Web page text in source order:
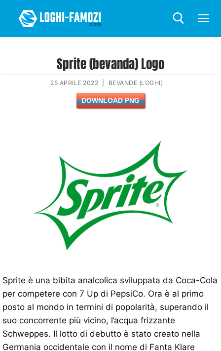
Sprite (bevanda) Logo
25 APRILE 2022 BEVANDE (LOGHI)
DOWNLOAD PNG
Sprite è una bibita analcolica sviluppata da Coca-Cola
per competere con 7 Up di PepsiCo. Ora è al primo
posto al mondo in termini di popolarità, superando il
suo concorrente più vicino, l’acqua frizzante
Schweppes. Il lotto di debutto è stato creato nella
Germania occidentale con il nome di Fanta Klare